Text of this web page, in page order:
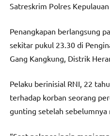
Satreskrim Polres Kepulauan
Penangkapan berlangsung
sekitar pukul 23.30 di
Gang Kangkung, Distrik
Pelaku berinisial RNI, 22
terhadap korban seorang
gunting setelah sebelumnya